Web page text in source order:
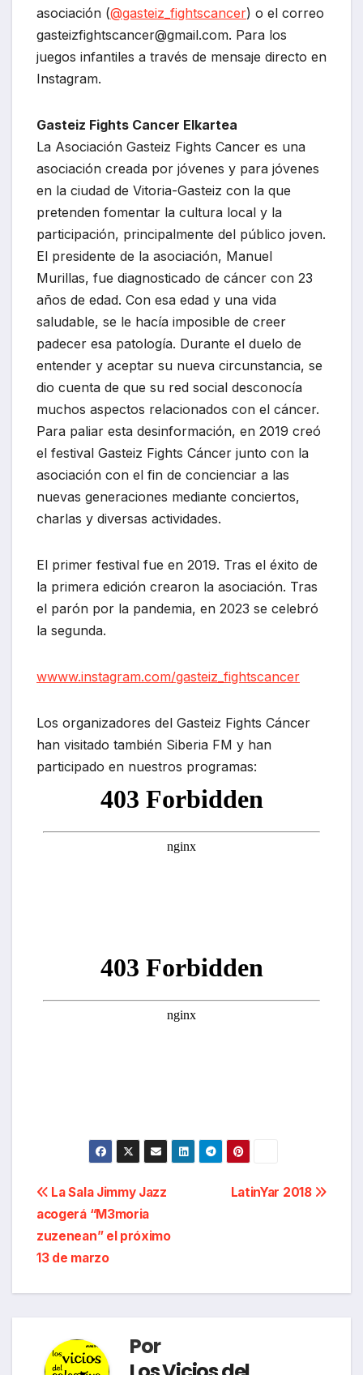
asociación (@gasteiz_fightscancer) o el correo
gasteizfightscancer@gmail.com. Para los
juegos infantiles a través de mensaje directo en
Instagram.
Gasteiz Fights Cancer Elkartea
La Asociación Gasteiz Fights Cancer es una
asociación creada por jóvenes y para jóvenes
en la ciudad de Vitoria-Gasteiz con la que
pretenden fomentar la cultura local y la
participación, principalmente del público joven.
El presidente de la asociación, Manuel
Murillas, fue diagnosticado de cáncer con 23
años de edad. Con esa edad y una vida
saludable, se le hacía imposible de creer
padecer esa patología. Durante el duelo de
entender y aceptar su nueva circunstancia, se
dio cuenta de que su red social desconocía
muchos aspectos relacionados con el cáncer.
Para paliar esta desinformación, en 2019 creó
el festival Gasteiz Fights Cáncer junto con la
asociación con el fin de concienciar a las
nuevas generaciones mediante conciertos,
charlas y diversas actividades.
El primer festival fue en 2019. Tras el éxito de
la primera edición crearon la asociación. Tras
el parón por la pandemia, en 2023 se celebró
la segunda.
wwww.instagram.com/gasteiz_fightscancer
Los organizadores del Gasteiz Fights Cáncer
han visitado también Siberia FM y han
participado en nuestros programas:
Navegación
de
entradas
LatinYar 2018
La Sala Jimmy Jazz
acogerá “M3moria
zuzenean” el próximo
13 de marzo
Por